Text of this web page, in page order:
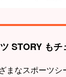
STORY もチ
まなスポーツシ